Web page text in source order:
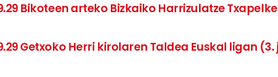
Bikoteen arteko Bizkaiko Harrizulatze
Getxoko Herri kirolaren Taldea Euskal ligan